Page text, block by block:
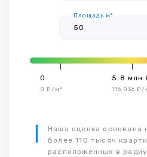
Площадь м²
0
0 ₽/м²
5.8 млн
116 036 ₽/
Наша оценка основана
более 110 тысяч
расположенных в